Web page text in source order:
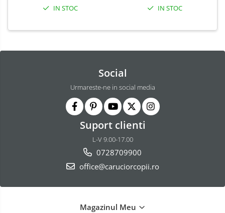
IN STOC IN STOC
Social
Urmareste-ne in social media
Suport clienti
L-V 9.00-17.00
0728709900
office@caruciorcopii.ro
Magazinul Meu